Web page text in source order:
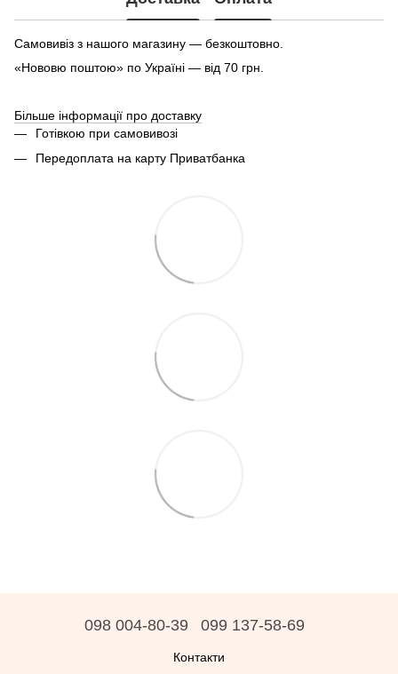
Самовивіз з нашого магазину — безкоштовно.
«Нововю поштою» по Україні — від 70 грн.
Більше інформації про доставку
Готівкою при самовивозі
Передоплата на карту Приватбанка
098 004-80-39 099 137-58-69
Контакти